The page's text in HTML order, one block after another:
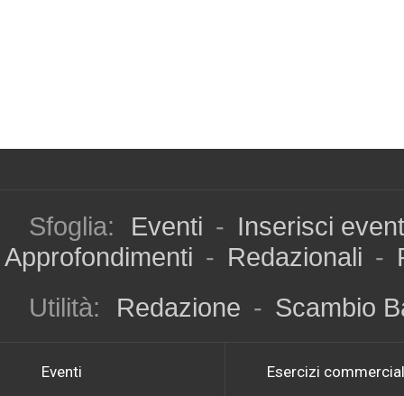
Sfoglia: Eventi - Inserisci
Approfondimenti - Redazionali -
Utilità:
Redazione - Scambio
Eventi Esercizi